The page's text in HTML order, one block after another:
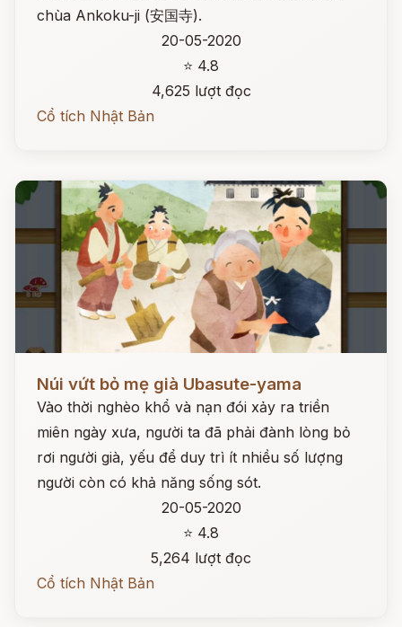
chùa Ankoku-ji (安国寺).
20-05-2020
⭐ 4.8
4,625 lượt đọc
Cổ tích Nhật Bản
Núi vứt bỏ mẹ già Ubasute-yama
Vào thời nghèo khổ và nạn đói xảy ra triền
miên ngày xưa, người ta đã phải đành lòng bỏ
rơi người già, yếu để duy trì ít nhiều số lượng
người còn có khả năng sống sót.
20-05-2020
⭐ 4.8
5,264 lượt đọc
Cổ tích Nhật Bản